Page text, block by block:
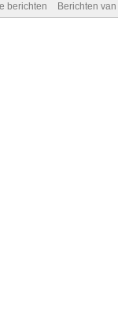
berichten Berichten